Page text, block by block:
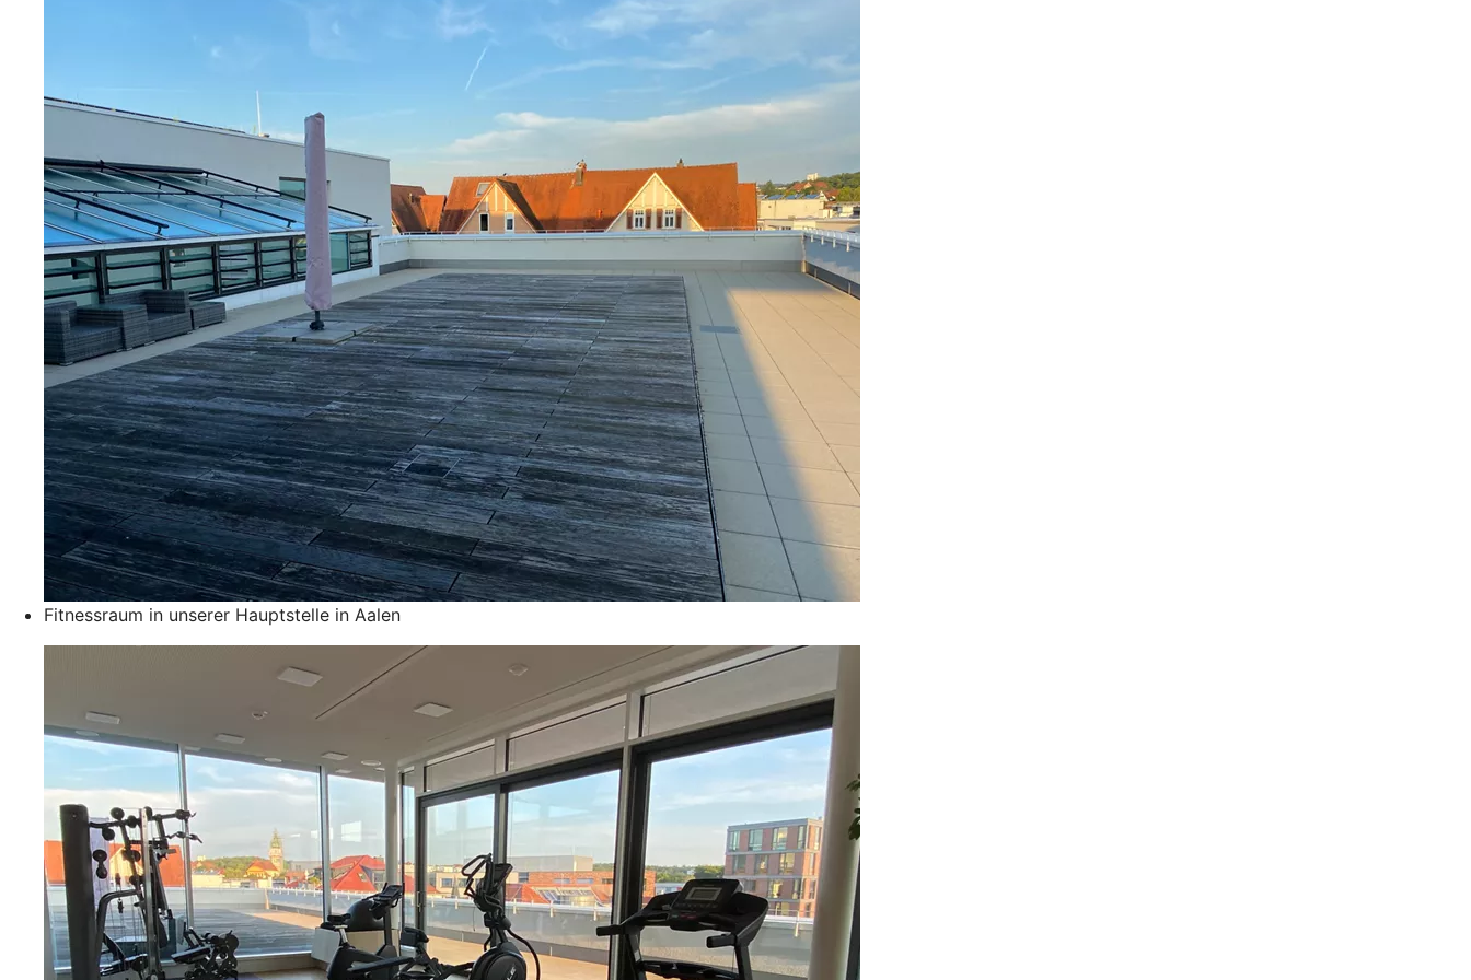
Fitnessraum in unserer Hauptstelle in Aalen